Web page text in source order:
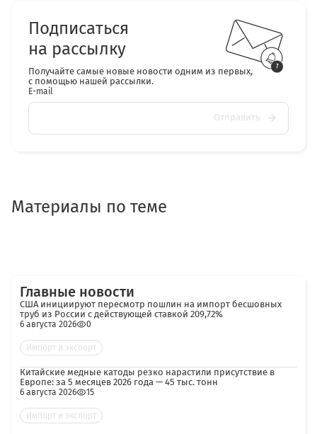
Подписаться
на рассылку
Получайте самые новые новости одним из первых,
с помощью нашей рассылки.
E-mail
Отправить
Материалы по теме
Главные новости
США инициируют пересмотр пошлин на импорт бесшовных
труб из России с действующей ставкой 209,72%
6 августа 2026 0
Импорт и экспорт
Китайские медные катоды резко нарастили присутствие в
Европе: за 5 месяцев 2026 года — 45 тыс. тонн
6 августа 2026 15
Импорт и экспорт